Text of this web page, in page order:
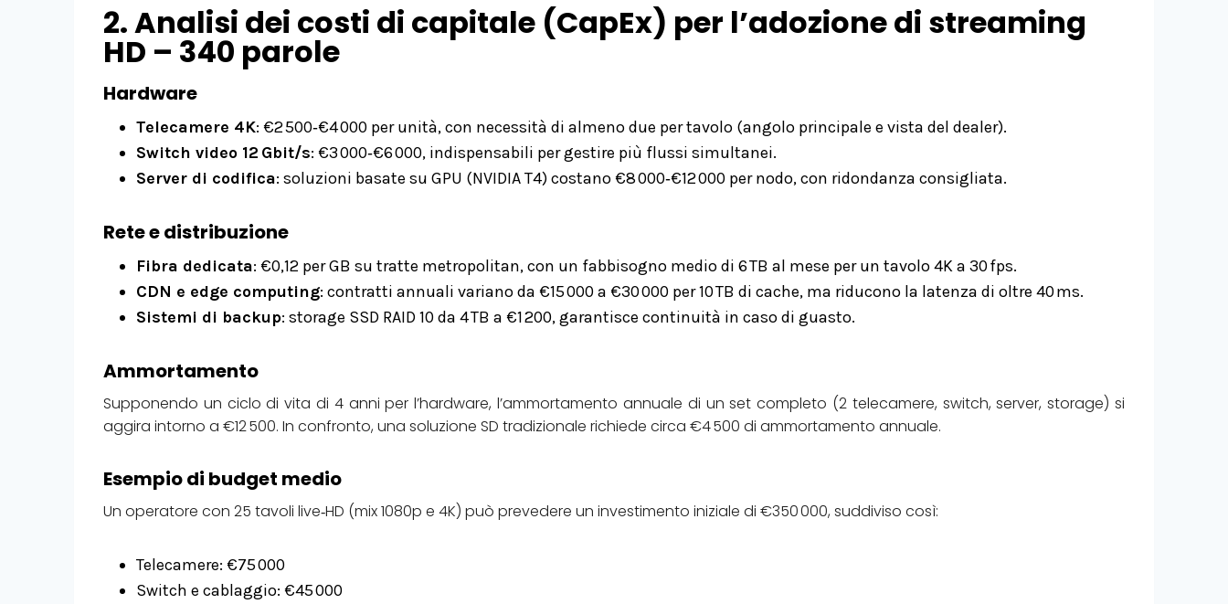
2. Analisi dei costi di capitale (CapEx) per l’adozione di streaming
HD – 340 parole
Hardware
Telecamere 4K: €2 500‑€4 000 per unità, con necessità di almeno due per tavolo (angolo principale e vista del dealer).
Switch video 12 Gbit/s: €3 000‑€6 000, indispensabili per gestire più flussi simultanei.
Server di codifica: soluzioni basate su GPU (NVIDIA T4) costano €8 000‑€12 000 per nodo, con ridondanza consigliata.
Rete e distribuzione
Fibra dedicata: €0,12 per GB su tratte metropolitan, con un fabbisogno medio di 6 TB al mese per un tavolo 4K a 30 fps.
CDN e edge computing: contratti annuali variano da €15 000 a €30 000 per 10 TB di cache, ma riducono la latenza di oltre 40 ms.
Sistemi di backup: storage SSD RAID 10 da 4 TB a €1 200, garantisce continuità in caso di guasto.
Ammortamento
Supponendo un ciclo di vita di 4 anni per l’hardware, l’ammortamento annuale di un set completo (2 telecamere, switch, server, storage) si
aggira intorno a €12 500. In confronto, una soluzione SD tradizionale richiede circa €4 500 di ammortamento annuale.
Esempio di budget medio
Un operatore con 25 tavoli live‑HD (mix 1080p e 4K) può prevedere un investimento iniziale di €350 000, suddiviso così:
Telecamere: €75 000
Switch e cablaggio: €45 000